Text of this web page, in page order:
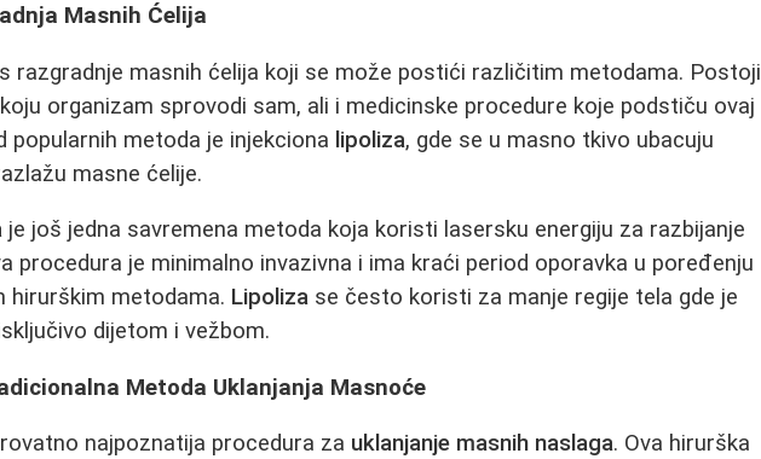
Masnih Ćelija
razgradnje masnih ćelija koji se može postići različitim metodama. Postoji
koju organizam sprovodi sam, ali i medicinske procedure koje podstiču ovaj
popularnih metoda je injekciona lipoliza, gde se u masno tkivo ubacuju
masne ćelije.
je još jedna savremena metoda koja koristi lasersku energiju za razbijanje
procedura je minimalno invazivna i ima kraći period oporavka u poređenju
hirurškim metodama. Lipoliza se često koristi za manje regije tela gde je
dijetom i vežbom.
Metoda Uklanjanja Masnoće
najpoznatija procedura za uklanjanje masnih naslaga. Ova hirurška